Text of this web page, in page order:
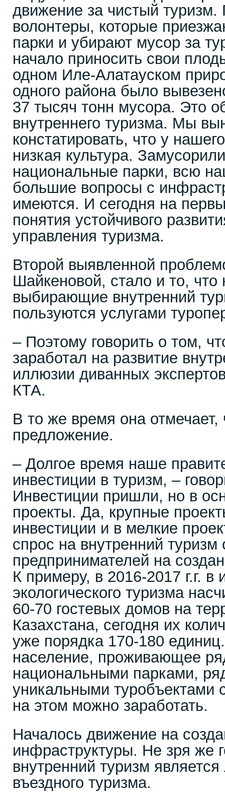
движение за чистый туризм.
волонтеры, которые
парки и убирают мусор за
начало приносить свои
одном Иле-Алатауском
одного района было
37 тысяч тонн мусора. Это
внутреннего туризма. Мы
констатировать, что у
низкая культура.
национальные парки, всю
большие вопросы с
имеются. И сегодня на
понятия устойчивого
управления туризма.
Второй выявленной
Шайкеновой, стало и то, что
выбирающие внутренний
пользуются услугами
– Поэтому говорить о том,
заработал на развитие
иллюзии диванных
КТА.
В то же время она отмечает,
предложение.
– Долгое время наше
инвестиции в туризм, –
Инвестиции пришли, но в
проекты. Да, крупные
инвестиции и в мелкие
спрос на внутренний туризм
предпринимателей на
К примеру, в 2016-2017 г.г. в
экологического туризма
60-70 гостевых домов на
Казахстана, сегодня их
уже порядка 170-180
население, проживающее
национальными парками,
уникальными туробъектами
на этом можно заработать.
Началось движение на
инфраструктуры. Не зря же
внутренний туризм
въездного туризма.